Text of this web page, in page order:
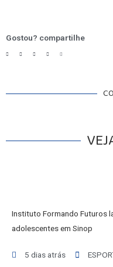
Gostou? compartilhe
Instituto Formando Futuros
adolescentes em Sinop
5 dias atrás